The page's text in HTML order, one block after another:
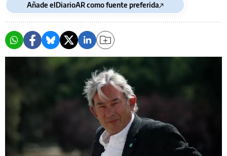
Añade elDiarioAR como fuente preferida